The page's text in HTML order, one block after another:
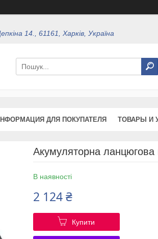
14., 61161, Харків, Україна
ДЛЯ ПОКУПАТЕЛЯ ТОВАРЫ И
Акумуляторна
В наявності
2 124 ₴
Купити